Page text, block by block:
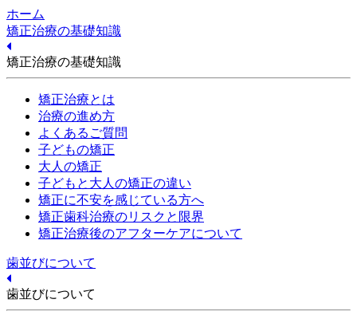
ホーム
矯正治療の基礎知識
矯正治療の基礎知識
矯正治療とは
治療の進め方
よくあるご質問
子どもの矯正
大人の矯正
子どもと大人の矯正の違い
矯正に不安を感じている方へ
矯正歯科治療のリスクと限界
矯正治療後のアフターケアについて
歯並びについて
歯並びについて